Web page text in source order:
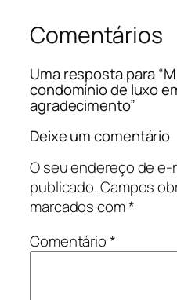
Comentários
Uma resposta para
condomínio de luxo
agradecimento”
Deixe um comentário
O seu endereço de e-
publicado.Campos
marcados com*
Comentário*